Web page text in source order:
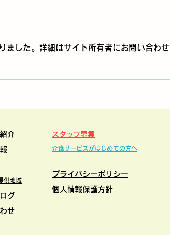
ヘルパーが思うこと⑤：アル
ました。詳細はサイト所有者にお問い合わ
介
供地域
グ
せ
スタッフ募集
介護サービスがはじめての方へ
プライバシーポリシー
​個人情報保護方針